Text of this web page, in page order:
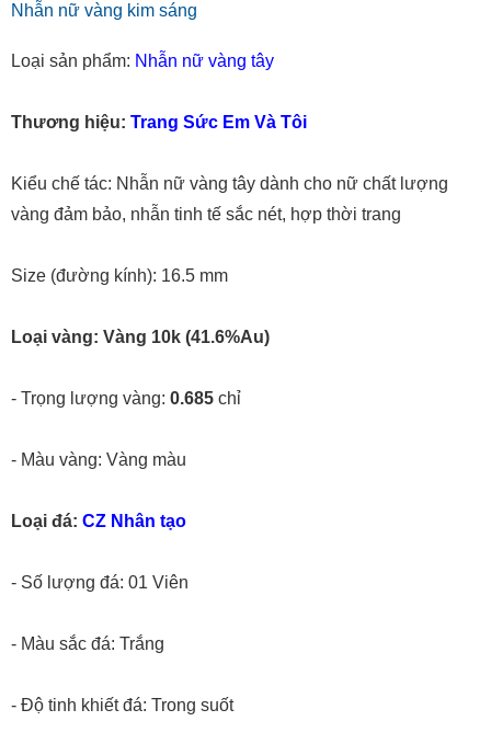
Nhẫn nữ vàng kim sáng
Loại sản phẩm: Nhẫn nữ vàng tây
Thương hiệu: Trang Sức Em Và Tôi
Kiểu chế tác: Nhẫn nữ vàng tây dành cho nữ chất lượng
vàng đảm bảo, nhẫn tinh tế sắc nét, hợp thời trang
Size (đường kính): 16.5 mm
Loại vàng: Vàng 10k (41.6%Au)
- Trọng lượng vàng: 0.685 chỉ
- Màu vàng: Vàng màu
Loại đá: CZ Nhân tạo
- Số lượng đá: 01 Viên
- Màu sắc đá: Trắng
- Độ tinh khiết đá: Trong suốt